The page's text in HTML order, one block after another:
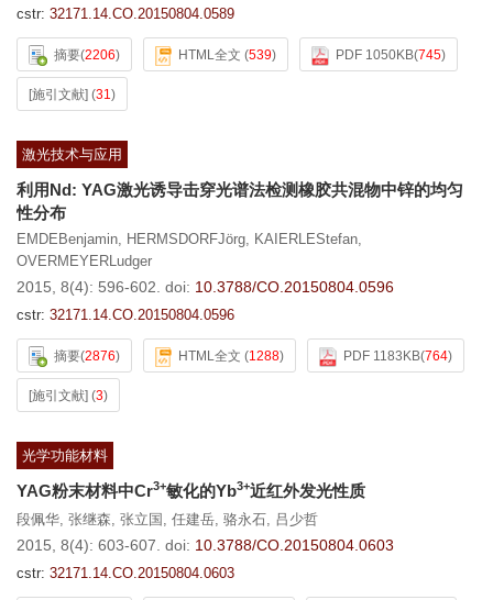
cstr: 32171.14.CO.20150804.0589
摘要(2206) HTML全文 (539) PDF 1050KB(745)
[施引文献] (31)
激光技术与应用
利用Nd: YAG激光诱导击穿光谱法检测橡胶共混物中锌的均匀
性分布
EMDEBenjamin, HERMSDORFJörg, KAIERLEStefan,
OVERMEYERLudger
2015, 8(4): 596-602. doi: 10.3788/CO.20150804.0596
cstr: 32171.14.CO.20150804.0596
摘要(2876) HTML全文 (1288) PDF 1183KB(764)
[施引文献] (3)
光学功能材料
YAG粉末材料中Cr3+敏化的Yb3+近红外发光性质
段佩华, 张继森, 张立国 , 任建岳, 骆永石, 吕少哲
2015, 8(4): 603-607. doi: 10.3788/CO.20150804.0603
cstr: 32171.14.CO.20150804.0603